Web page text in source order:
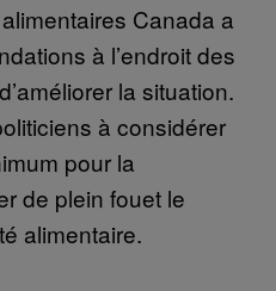
Canada a
à l’endroit des
la situation.
à considérer
pour la
de plein fouet le
alimentaire.